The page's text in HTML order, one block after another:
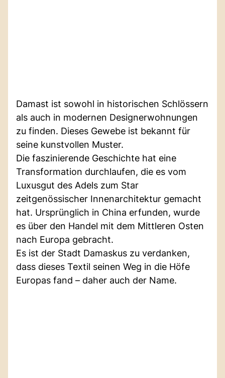
Damast ist sowohl in historischen Schlössern
als auch in modernen Designerwohnungen
zu finden. Dieses Gewebe ist bekannt für
seine kunstvollen Muster.
Die faszinierende Geschichte hat eine
Transformation durchlaufen, die es vom
Luxusgut des Adels zum Star
zeitgenössischer Innenarchitektur gemacht
hat. Ursprünglich in China erfunden, wurde
es über den Handel mit dem Mittleren Osten
nach Europa gebracht.
Es ist der Stadt Damaskus zu verdanken,
dass dieses Textil seinen Weg in die Höfe
Europas fand – daher auch der Name.